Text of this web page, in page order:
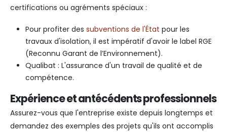
certifications ou agréments spéciaux :
Pour profiter des subventions de l'État pour les
travaux d'isolation, il est impératif d'avoir le label RGE
(Reconnu Garant de l’Environnement).
Qualibat : L'assurance d'un travail de qualité et de
compétence.
Expérience et antécédents professionnels
Assurez-vous que l'entreprise existe depuis longtemps et
demandez des exemples des projets qu'ils ont accomplis